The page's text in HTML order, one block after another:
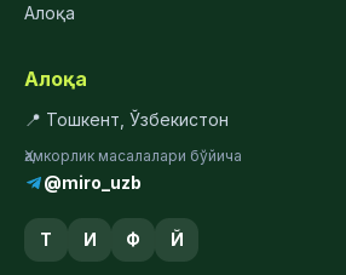
Алоқа
Алоқа
📍 Тошкент, Ўзбекистон
Ҳамкорлик масалалари бўйича
@miro_uzb
Т И Ф Й